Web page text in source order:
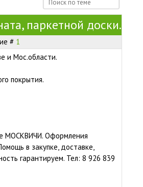
паркетной доски.
# 1
и Мос.области.
покрытия.
МОСКВИЧИ. Оформления
в закупке, доставке,
гарантируем. Тел: 8 926 839